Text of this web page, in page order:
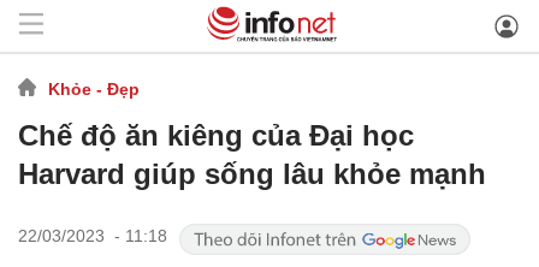
Khỏe - Đẹp
Chế độ ăn kiêng của Đại học
Harvard giúp sống lâu khỏe mạnh
22/03/2023 - 11:18